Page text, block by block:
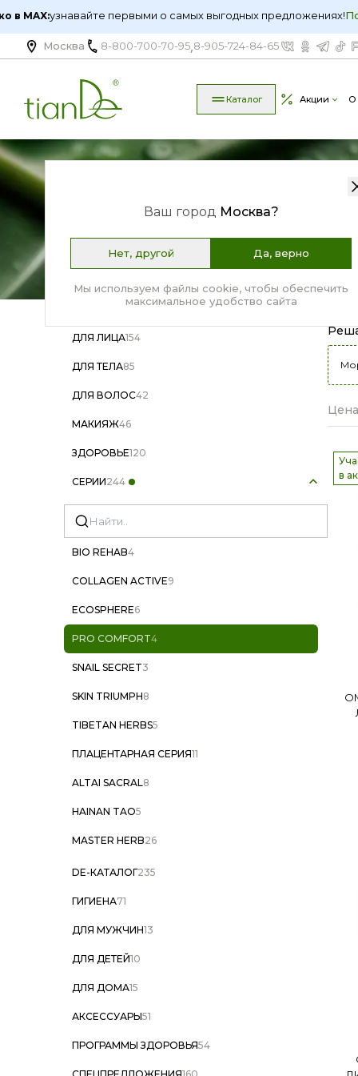
Самое актуальное
Москва 8-800-700-70-95,8-905-724-84-65
Каталог Акции О
Ваш город Москва?
Нет, другой Да, верно
Мы используем файлы cookie, чтобы обеспечить
максимальное удобство сайта
ДЛЯ ЛИЦА154
ДЛЯ ТЕЛА85
ДЛЯ ВОЛОС42
МАКИЯЖ46
ЗДОРОВЬЕ120
СЕРИИ244
BIO REHAB4
COLLAGEN ACTIVE9
ECOSPHERE6
PRO COMFORT4
SNAIL SECRET3
SKIN TRIUMPH8
TIBETAN HERBS5
ПЛАЦЕНТАРНАЯ СЕРИЯ11
ALTAI SACRAL8
HAINAN TAO5
MASTER HERB26
SPA TECHNOLOGY
ДАРЫ ШАМБАЛЫ
PRO VISAGE7
SNAKE FACTOR
Fucoidan9
Ocean Riches8
Dr. Taiga9
VITA DERM9
DE-КАТАЛОГ235
ГИГИЕНА71
ДЛЯ МУЖЧИН13
ДЛЯ ДЕТЕЙ10
ДЛЯ ДОМА15
АКСЕССУАРЫ51
ПРОГРАММЫ ЗДОРОВЬЯ54
в